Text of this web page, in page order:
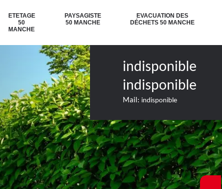
ETETAGE
50
MANCHE
PAYSAGISTE
50 MANCHE
EVACUATION DES
DÉCHETS 50 MANCHE
indisponible
indisponible
Mail: indisponible